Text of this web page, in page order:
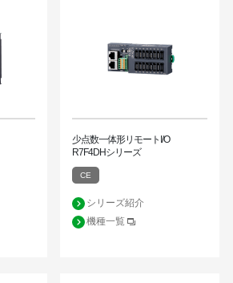
少点数一体形リモートI/O
R7F4DHシリーズ
CE
シリーズ紹介
機種一覧